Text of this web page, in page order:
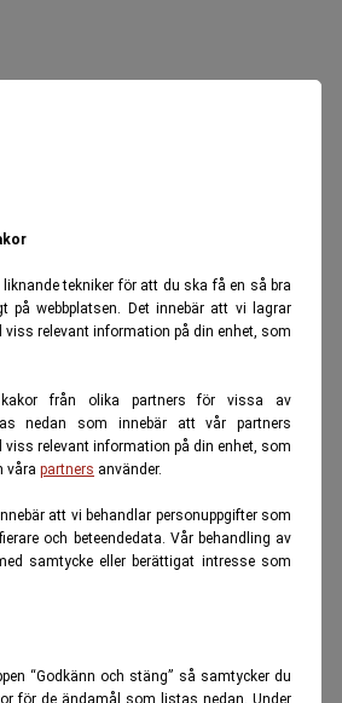
tekniker för att du ska få en så bra
på webbplatsen. Det innebär att vi lagrar
relevant information på din enhet, som
från olika partners för vissa av
nedan som innebär att vår partners
relevant information på din enhet, som
våra partners använder.
att vi behandlar personuppgifter som
och beteendedata. Vår behandling av
samtycke eller berättigat intresse som
“Godkänn och stäng” så samtycker du
för de ändamål som listas nedan. Under